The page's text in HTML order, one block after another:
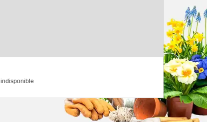
indisponible